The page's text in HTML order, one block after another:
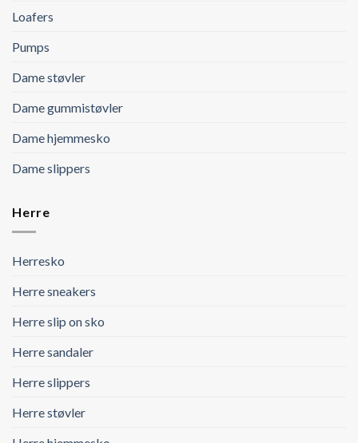
Loafers
Pumps
Dame støvler
Dame gummistøvler
Dame hjemmesko
Dame slippers
Herre
Herresko
Herre sneakers
Herre slip on sko
Herre sandaler
Herre slippers
Herre støvler